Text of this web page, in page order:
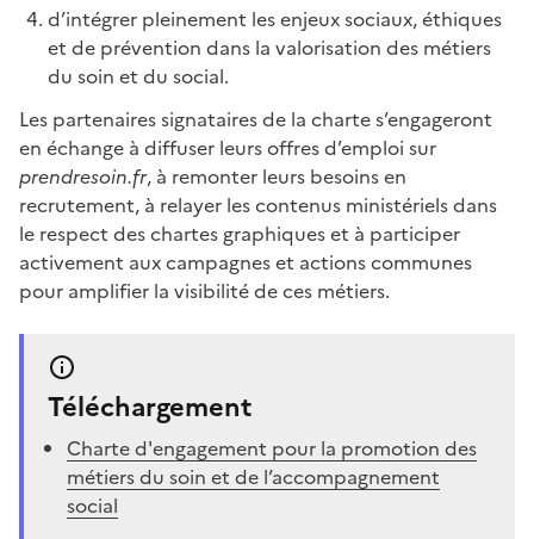
d’intégrer pleinement les enjeux sociaux, éthiques
et de prévention dans la valorisation des métiers
du soin et du social.
Les partenaires signataires de la charte s’engageront
en échange à diffuser leurs offres d’emploi sur
prendresoin.fr, à remonter leurs besoins en
recrutement, à relayer les contenus ministériels dans
le respect des chartes graphiques et à participer
activement aux campagnes et actions communes
pour amplifier la visibilité de ces métiers.
Téléchargement
Charte d'engagement pour la promotion des
métiers du soin et de l’accompagnement
social